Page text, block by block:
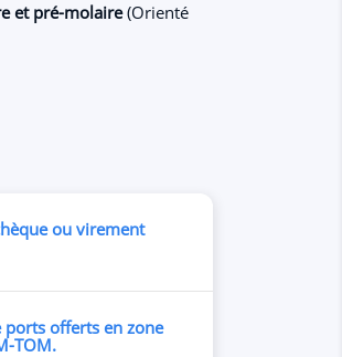
et pré-molaire(Orienté
ou virement
ports offerts en zone
TOM.